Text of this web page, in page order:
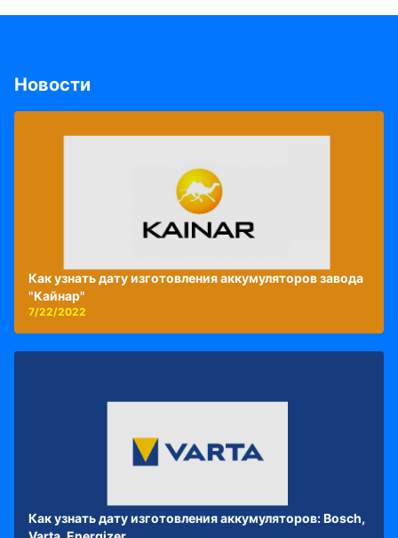
Новости
Как узнать дату изготовления аккумуляторов завода
"Кайнар"
7/22/2022
Как узнать дату изготовления аккумуляторов: Bosch,